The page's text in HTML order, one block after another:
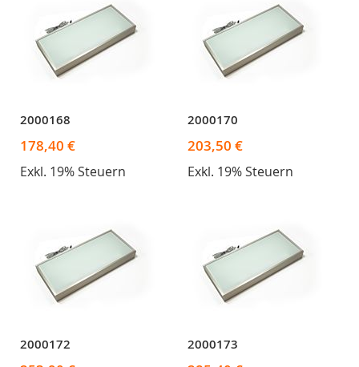
2000168
178,40 €
Exkl. 19% Steuern
2000170
203,50 €
Exkl. 19% Steuern
2000172 2000173